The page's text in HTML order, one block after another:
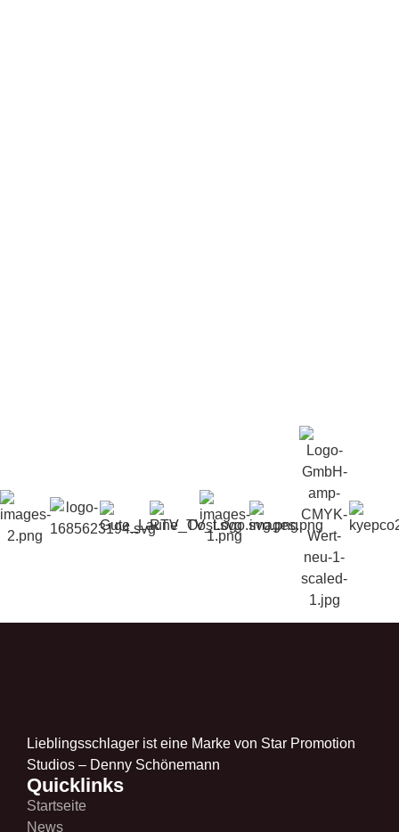
Lieblingsschlager ist eine Marke von Star Promotion
Studios – Denny Schönemann
Quicklinks
Startseite
News